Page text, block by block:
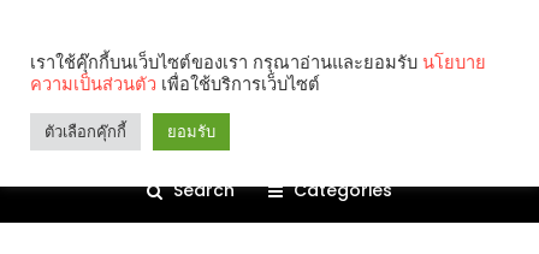
Search Categories
เราใช้คุ๊กกี้บนเว็บไซต์ของเรา กรุณาอ่านและยอมรับ นโยบาย
ความเป็นส่วนตัว เพื่อใช้บริการเว็บไซต์
ตัวเลือกคุ๊กกี้ ยอมรับ